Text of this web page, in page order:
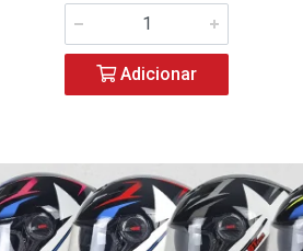
Adicionar